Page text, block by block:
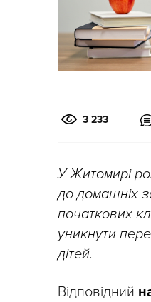
3 233
У Житомирі
до домашніх
початкових
уникнути
дітей.
Відповідний